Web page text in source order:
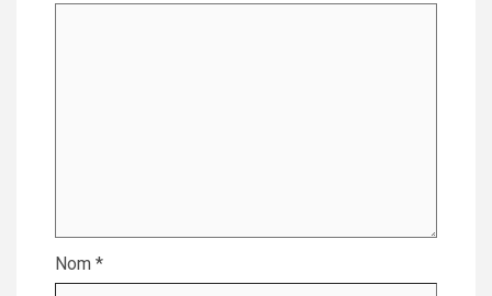
Nom *